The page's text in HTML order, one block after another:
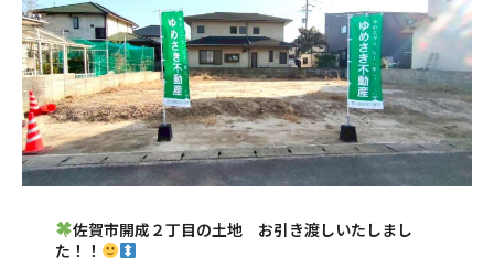
佐賀市開成２丁目の土地 お引き渡しいたしまし
た！！